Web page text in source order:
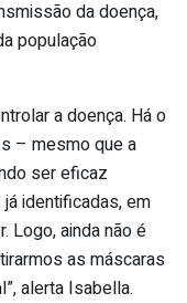
da doença,
população
a doença. Há o
– mesmo que a
ser eficaz
identificadas, em
Logo, ainda não é
as máscaras
alerta Isabella.